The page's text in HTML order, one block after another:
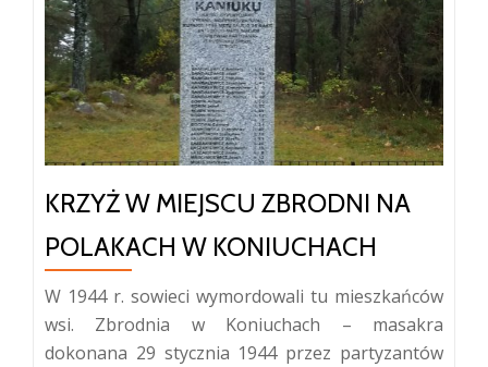
KRZYŻ W MIEJSCU ZBRODNI NA
POLAKACH W KONIUCHACH
W 1944 r. sowieci wymordowali tu mieszkańców
wsi. Zbrodnia w Koniuchach – masakra
dokonana 29 stycznia 1944 przez partyzantów